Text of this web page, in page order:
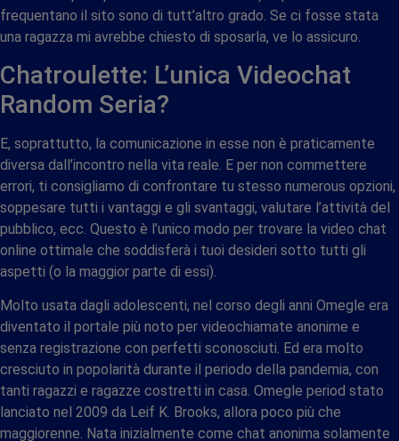
frequentano il sito sono di tutt’altro grado. Se ci fosse stata
una ragazza mi avrebbe chiesto di sposarla, ve lo assicuro.
Chatroulette: L’unica Videochat
Random Seria?
E, soprattutto, la comunicazione in esse non è praticamente
diversa dall’incontro nella vita reale. E per non commettere
errori, ti consigliamo di confrontare tu stesso numerous opzioni,
soppesare tutti i vantaggi e gli svantaggi, valutare l’attività del
pubblico, ecc. Questo è l’unico modo per trovare la video chat
online ottimale che soddisferà i tuoi desideri sotto tutti gli
aspetti (o la maggior parte di essi).
Molto usata dagli adolescenti, nel corso degli anni Omegle era
diventato il portale più noto per videochiamate anonime e
senza registrazione con perfetti sconosciuti. Ed era molto
cresciuto in popolarità durante il periodo della pandemia, con
tanti ragazzi e ragazze costretti in casa. Omegle period stato
lanciato nel 2009 da Leif K. Brooks, allora poco più che
maggiorenne. Nata inizialmente come chat anonima solamente